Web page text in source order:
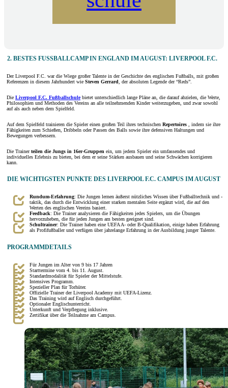
2. BESTES FUSSBALLCAMP IN ENGLAND IM AUGUST: LIVERPOOL F.C.
Der Liverpool F.C. war die Wiege großer Talente in der Geschichte des englischen Fußballs, mit großen
Referenzen in diesem Jahrhundert wie Steven Gerrard , der absoluten Legende der “Reds”.
Die Liverpool F.C. Fußballschulebietet unterschiedlich lange Pläne an, die darauf abzielen, die Werte,
Philosophien und Methoden des Vereins an alle teilnehmenden Kinder weiterzugeben, und zwar sowohl
auf als auch neben dem Spielfeld.
Auf dem Spielfeld trainieren die Spieler einen großen Teil ihres technischen Repertoires
, indem sie ihre
Fähigkeiten zum Schießen, Dribbeln oder Passen des Balls sowie ihre defensiven Haltungen und
Bewegungen verbessern.
Die Trainerteilen die Jungs in 16er-Gruppen ein, um jedem Spieler ein umfassendes und
individuelles Erlebnis zu bieten, bei dem er seine Stärken ausbauen und seine Schwächen korrigieren
kann.
DIE WICHTIGSTEN PUNKTE DES LIVERPOOL F.C. CAMPUS IM AUGUST
Rundum-Erfahrung: Die Jungen lernen äußerst nützliches Wissen über Fußballtechnik und -
taktik, das durch die Entwicklung einer starken mentalen Seite ergänzt wird, die auf den
Werten des englischen Vereins basiert.
Feedback: Die Trainer analysieren die Fähigkeiten jedes Spielers, um die Übungen
hervorzuheben, die für jeden Jungen am besten geeignet sind.
Schultrainer: Die Trainer haben eine UEFA A- oder B-Qualifikation, einige haben Erfahrung
als Profifußballer und verfügen über jahrelange Erfahrung in der Ausbildung junger Talente.
PROGRAMMDETAILS
Für Jungen im Alter von 9 bis 17 Jahren
Starttermine vom 4. bis 11. August.
Standardmodalität für Spieler der Mittelstufe.
Intensives Programm.
Spezieller Plan für Torhüter.
Offizielle Trainer der Liverpool Academy mit UEFA-Lizenz.
Das Training wird auf Englisch durchgeführt.
Optionaler Englischunterricht.
Unterkunft und Verpflegung inklusive.
Zertifikat über die Teilnahme am Campus.